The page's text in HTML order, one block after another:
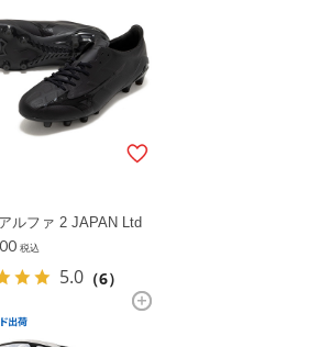
ルファ 2 JAPAN Ltd
税込
5.0 （6）